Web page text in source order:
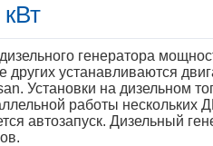
генератора
других устанавливаются
Установки на дизельном
работы нескольких
автозапуск. Дизельный